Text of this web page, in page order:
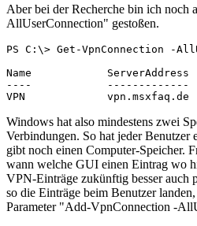
Aber bei der Recherche bin ich noch
AllUserConnection" gestoßen.
PS C:\> Get-VpnConnection -
Name
----            -------------
VPN
Windows hat also mindestens zwei
Verbindungen. So hat jeder Benutzer
gibt noch einen Computer-Speicher.
wann welche GUI einen Eintrag wo
VPN-Einträge zukünftig besser auch
so die Einträge beim Benutzer
Parameter "Add-VpnConnection -